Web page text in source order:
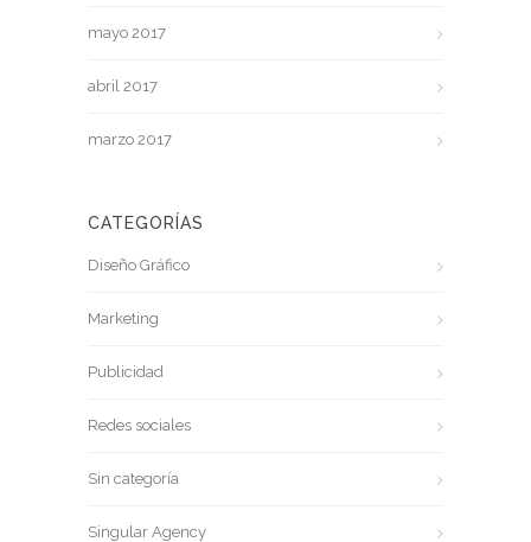
mayo 2017
abril 2017
marzo 2017
CATEGORÍAS
Diseño Gráfico
Marketing
Publicidad
Redes sociales
Sin categoría
Singular Agency